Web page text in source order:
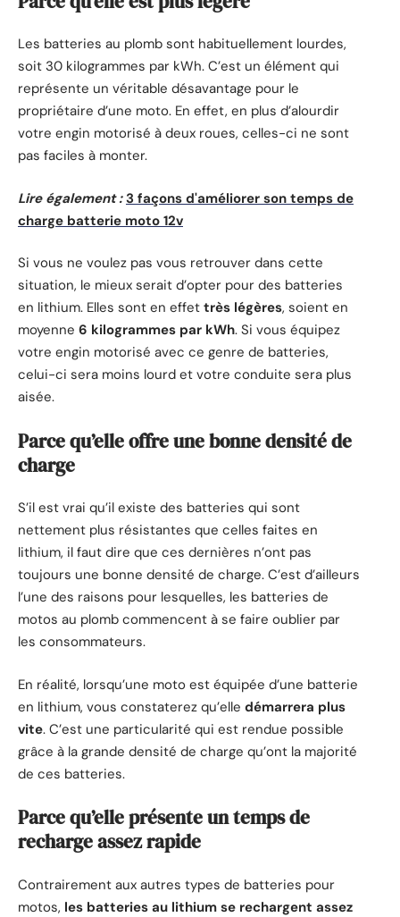
Les batteries au plomb sont habituellement lourdes,
soit 30 kilogrammes par kWh. C’est un élément qui
représente un véritable désavantage pour le
propriétaire d’une moto. En effet, en plus d’alourdir
votre engin motorisé à deux roues, celles-ci ne sont
pas faciles à monter.
Lire également : 3 façons d'améliorer son temps de
charge batterie moto 12v
Si vous ne voulez pas vous retrouver dans cette
situation, le mieux serait d’opter pour des batteries
en lithium. Elles sont en effet très légères, soient en
moyenne 6 kilogrammes par kWh. Si vous équipez
votre engin motorisé avec ce genre de batteries,
celui-ci sera moins lourd et votre conduite sera plus
aisée.
Parce qu’elle offre une bonne densité de
charge
S’il est vrai qu’il existe des batteries qui sont
nettement plus résistantes que celles faites en
lithium, il faut dire que ces dernières n’ont pas
toujours une bonne densité de charge. C’est d’ailleurs
l’une des raisons pour lesquelles, les batteries de
motos au plomb commencent à se faire oublier par
les consommateurs.
En réalité, lorsqu’une moto est équipée d’une batterie
en lithium, vous constaterez qu’elle démarrera plus
vite. C’est une particularité qui est rendue possible
grâce à la grande densité de charge qu’ont la majorité
de ces batteries.
Parce qu’elle présente un temps de
recharge assez rapide
Contrairement aux autres types de batteries pour
motos, les batteries au lithium se rechargent assez